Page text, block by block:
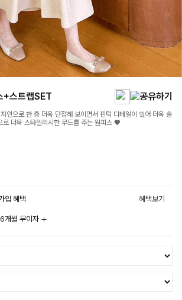
+스트랩SET
인으로 한 층 더욱 단정해 보이면서 핀턱 디테일이 있어 더욱 슬
더욱 스타일리시한 무드를 주는 원피스 ♥
입 혜택 혜택보기
개월 무이자